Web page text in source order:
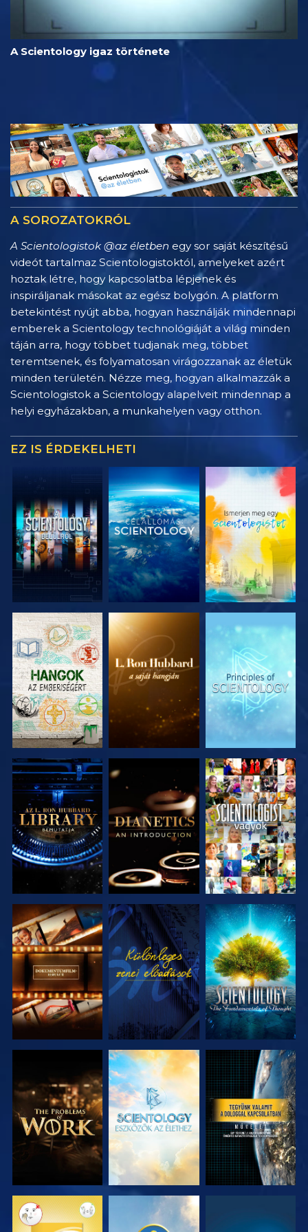
A Scientology igaz története
A SOROZATOKRÓL
A Scientologistok @az életben egy sor saját készítésű
videót tartalmaz Scientologistoktól, amelyeket azért
hoztak létre, hogy kapcsolatba lépjenek és
inspiráljanak másokat az egész bolygón. A platform
betekintést nyújt abba, hogyan használják mindennapi
emberek a Scientology technológiáját a világ minden
táján arra, hogy többet tudjanak meg, többet
teremtsenek, és folyamatosan virágozzanak az életük
minden területén. Nézze meg, hogyan alkalmazzák a
Scientologistok a Scientology alapelveit mindennap a
helyi egyházakban, a munkahelyen vagy otthon.
EZ IS ÉRDEKELHETI
A SOROZAT
RÉSZEI
A SOROZAT
RÉSZEI
A SOROZAT
RÉSZEI
A SOROZAT
RÉSZEI
A SOROZAT
RÉSZEI
MŰSORNÉZÉS
A SOROZAT
RÉSZEI
MŰSORNÉZÉS
A SOROZAT
RÉSZEI
A SOROZAT
RÉSZEI
A SOROZAT
RÉSZEI
MŰSORNÉZÉS